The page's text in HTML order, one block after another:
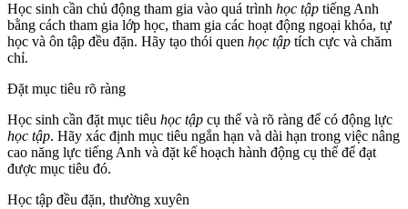
Học sinh cần chủ động tham gia vào quá trình học tập tiếng Anh
bằng cách tham gia lớp học, tham gia các hoạt động ngoại khóa, tự
học và ôn tập đều đặn. Hãy tạo thói quen học tập tích cực và chăm
chỉ.
Đặt mục tiêu rõ ràng
Học sinh cần đặt mục tiêu học tập cụ thể và rõ ràng để có động lực
học tập. Hãy xác định mục tiêu ngắn hạn và dài hạn trong việc nâng
cao năng lực tiếng Anh và đặt kế hoạch hành động cụ thể để đạt
được mục tiêu đó.
Học tập đều đặn, thường xuyên